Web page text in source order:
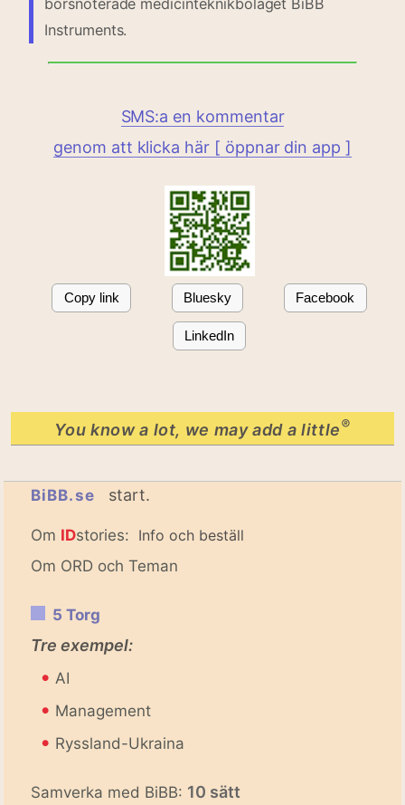
börsnoterade medicinteknikbolaget BiBB
Instruments.
SMS:a en kommentar
genom att klicka här [ öppnar din app ]
Copy link Bluesky Facebook
LinkedIn
You know a lot, we may add a little®
BiBB.se start.
Om IDstories: Info och beställ
Om ORD och Teman
5 Torg
Tre exempel:
• AI
• Management
• Ryssland-Ukraina
Samverka med BiBB: 10 sätt